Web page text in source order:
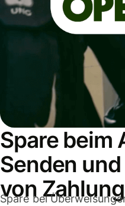
Spare beim
Senden
von
Spare bei